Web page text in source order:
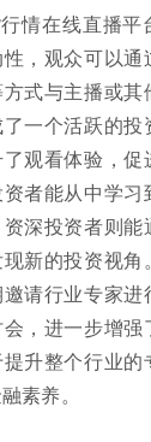
情在线直播平
，观众可以通
式与主播或其
一个活跃的投
观看体验，促
者能从中学习
深投资者则能
新的投资视角
请行业专家进
，进一步增强
升整个行业的
素养。